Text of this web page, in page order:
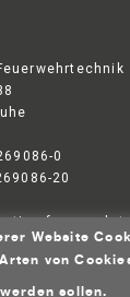
0
20
Bastian
Website
von
sollen.